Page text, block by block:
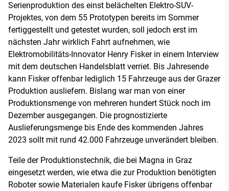
Serienproduktion des einst belächelten Elektro-SUV-
Projektes, von dem 55 Prototypen bereits im Sommer
fertiggestellt und getestet wurden, soll jedoch erst im
nächsten Jahr wirklich Fahrt aufnehmen, wie
Elektromobilitäts-Innovator Henry Fisker in einem Interview
mit dem deutschen Handelsblatt verriet. Bis Jahresende
kann Fisker offenbar lediglich 15 Fahrzeuge aus der Grazer
Produktion ausliefern. Bislang war man von einer
Produktionsmenge von mehreren hundert Stück noch im
Dezember ausgegangen. Die prognostizierte
Auslieferungsmenge bis Ende des kommenden Jahres
2023 sollt mit rund 42.000 Fahrzeuge unverändert bleiben.
Teile der Produktionstechnik, die bei Magna in Graz
eingesetzt werden, wie etwa die zur Produktion benötigten
Roboter sowie Materialen kaufe Fisker übrigens offenbar